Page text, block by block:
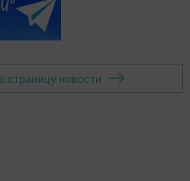
страницу новости